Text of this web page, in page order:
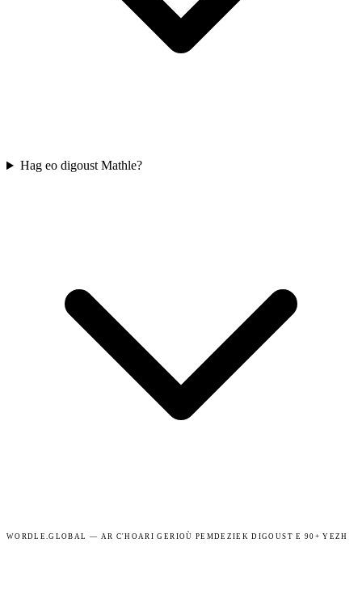
Hag eo digoust Mathle?
WORDLE.GLOBAL — AR C'HOARI GERIOÙ PEMDEZIEK DIGOUST E 90+ YEZH